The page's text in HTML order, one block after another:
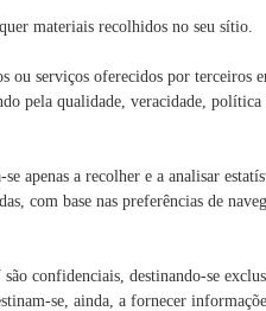
materiais recolhidos no seu sítio.
serviços oferecidos por terceiros
pela qualidade, veracidade,
apenas a recolher e a analisar
com base nas preferências de
confidenciais, destinando-se
se, ainda, a fornecer